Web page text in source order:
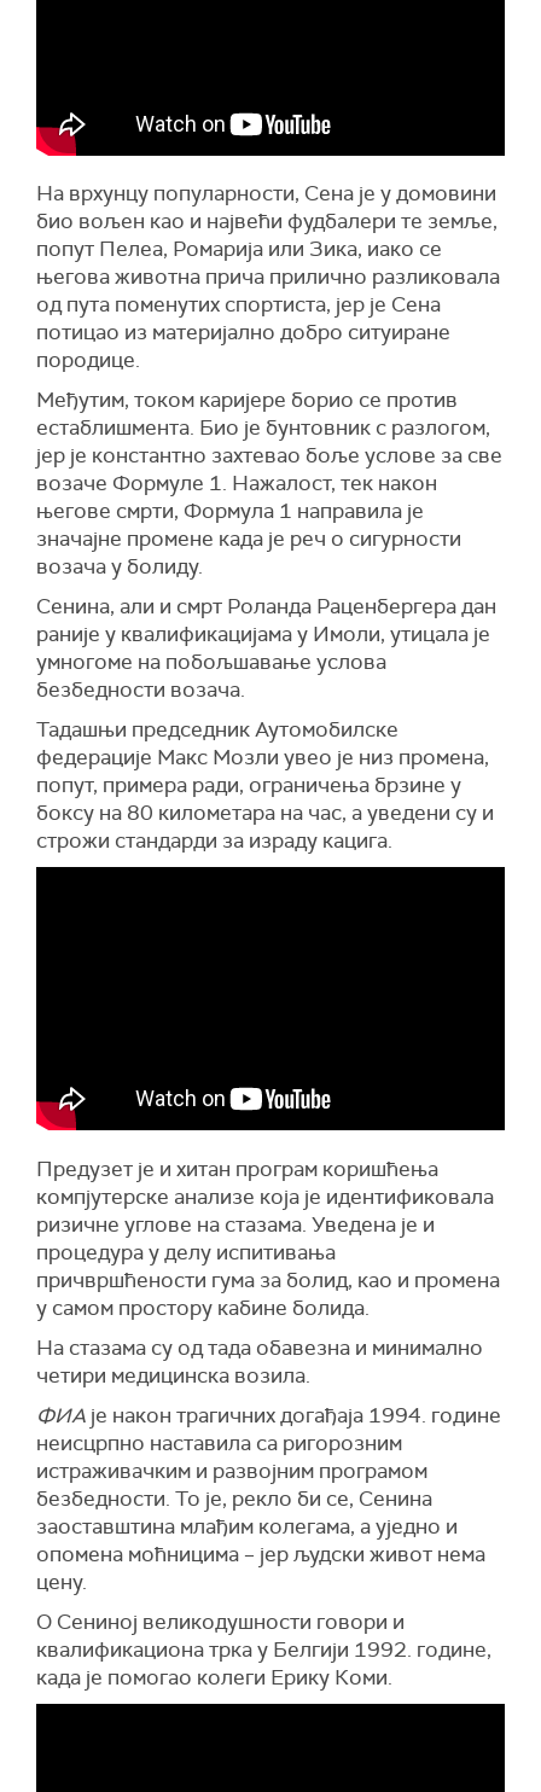
На врхунцу популарности, Сена је у домовини
био вољен као и највећи фудбалери те земље,
попут Пелеа, Ромарија или Зика, иако се
његова животна прича прилично разликовала
од пута поменутих спортиста, јер је Сена
потицао из материјално добро ситуиране
породице.
Међутим, током каријере борио се против
естаблишмента. Био је бунтовник с разлогом,
јер је константно захтевао боље услове за све
возаче Формуле 1. Нажалост, тек након
његове смрти, Формула 1 направила је
значајне промене када је реч о сигурности
возача у болиду.
Сенина, али и смрт Роланда Раценбергера дан
раније у квалификацијама у Имоли, утицала је
умногоме на побољшавање услова
безбедности возача.
Тадашњи председник Аутомобилске
федерације Макс Мозли увео је низ промена,
попут, примера ради, ограничења брзине у
боксу на 80 километара на час, а уведени су и
строжи стандарди за израду кацига.
Предузет је и хитан програм коришћења
компјутерске анализе која је идентификовала
ризичне углове на стазама. Уведена је и
процедура у делу испитивања
причвршћености гума за болид, као и промена
у самом простору кабине болида.
На стазама су од тада обавезна и минимално
четири медицинска возила.
ФИА је након трагичних догађаја 1994. године
неисцрпно наставила са ригорозним
истраживачким и развојним програмом
безбедности. То је, рекло би се, Сенина
заоставштина млађим колегама, а уједно и
опомена моћницима – јер људски живот нема
цену.
О Сениној великодушности говори и
квалификациона трка у Белгији 1992. године,
када је помогао колеги Ерику Коми.